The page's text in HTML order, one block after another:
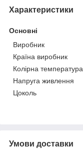
Характеристики
Основні
Виробник
Країна виробник
Колірна температура
Напруга живлення
Цоколь
Умови доставки